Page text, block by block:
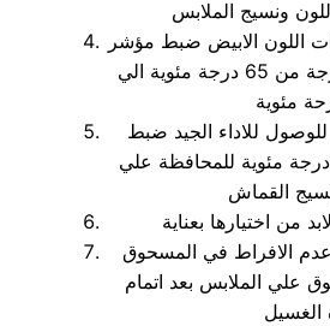
اللون الابيض ضبط مؤشر
الحرارة علي متوسط درجة من 65 درجة مئوية الي
للاداء الجيد ضبط
مؤشر الحرارة علي 40 درجة مئوية للمحافظة علي
الافراط في المسحوق
علي الملابس بعد اتمام